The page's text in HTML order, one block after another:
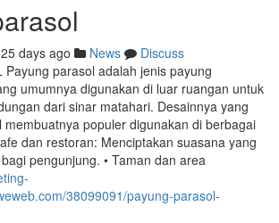
days ago News
Discuss
Payung parasol adalah jenis payung
umumnya digunakan di luar ruangan untuk
dari sinar matahari. Desainnya yang
membuatnya populer digunakan di berbagai
dan restoran: Menciptakan suasana yang
pengunjung. • Taman dan area
38099091/payung-parasol-